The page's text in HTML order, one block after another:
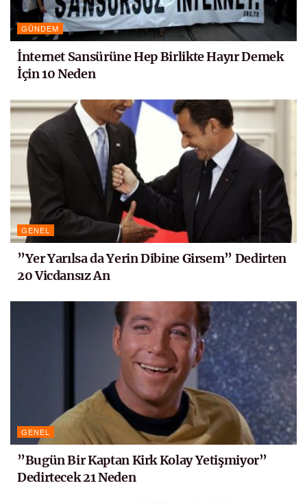
GÜNDEM
İnternet Sansürüne Hep Birlikte Hayır Demek
İçin 10 Neden
GENEL
”Yer Yarılsa da Yerin Dibine Girsem” Dedirten
20 Vicdansız An
GENEL
”Bugün Bir Kaptan Kirk Kolay Yetişmiyor”
Dedirtecek 21 Neden